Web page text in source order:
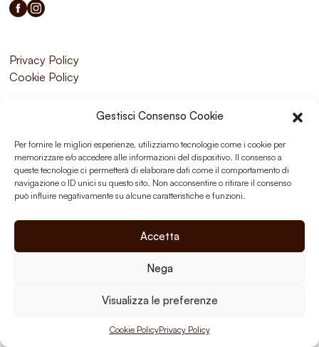
Gestisci Consenso Cookie
Per fornire le migliori esperienze, utilizziamo tecnologie come i cookie per
memorizzare e/o accedere alle informazioni del dispositivo. Il consenso a
queste tecnologie ci permetterà di elaborare dati come il comportamento di
navigazione o ID unici su questo sito. Non acconsentire o ritirare il consenso
può influire negativamente su alcune caratteristiche e funzioni.
Accetta
Nega
Visualizza le preferenze
Cookie PolicyPrivacy Policy
Privacy Policy
Cookie Policy